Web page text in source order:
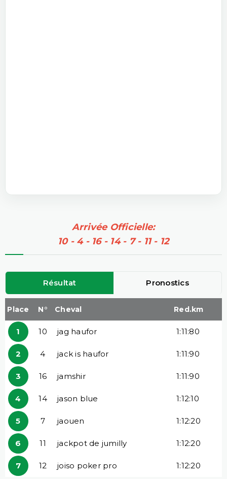
Arrivée Officielle:
10 - 4 - 16 - 14 - 7 - 11 - 12
Résultat Pronostics
Place N° Cheval Red.km
1 10 jag haufor 1:11:80
2 4 jack is haufor 1:11:90
3 16 jamshir 1:11:90
4 14 jason blue 1:12:10
5 7 jaouen 1:12:20
6 11 jackpot de jumilly 1:12:20
7 12 joiso poker pro 1:12:20